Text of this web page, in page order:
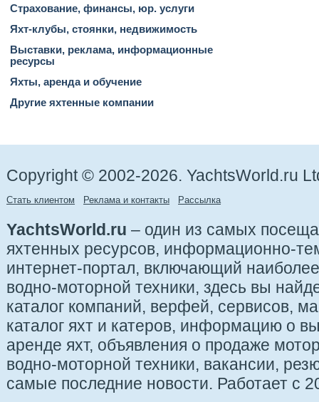
Страхование, финансы, юр. услуги
Яхт-клубы, стоянки, недвижимость
Выставки, реклама, информационные
ресурсы
Яхты, аренда и обучение
Другие яхтенные компании
Copyright © 2002-2026. YachtsWorld.ru
Стать клиентом Реклама и контакты Рассылка
YachtsWorld.ru – один из самых
яхтенных ресурсов, информационно-
интернет-портал, включающий
водно-моторной техники, здесь вы
каталог компаний, верфей, сервисов,
каталог яхт и катеров, информацию о
аренде яхт, объявления о продаже
водно-моторной техники, вакансии,
самые последние новости. Работает с